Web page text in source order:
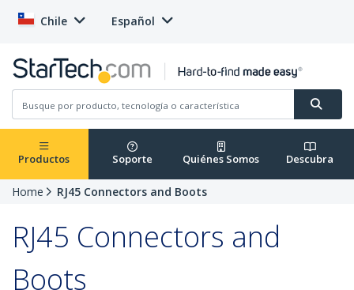
Chile Español
Productos Soporte Quiénes Somos Descubra
Home RJ45 Connectors and Boots
RJ45 Connectors and
Boots